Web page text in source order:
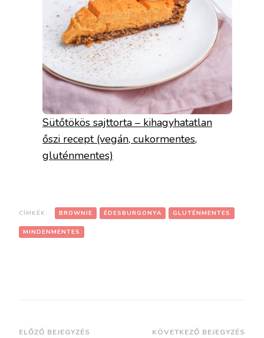
Sütőtökös sajttorta – kihagyhatatlan
őszi recept (vegán, cukormentes,
gluténmentes)
CÍMKÉK: BROWNIE ÉDESBURGONYA GLUTÉNMENTES
MINDENMENTES
ELŐZŐ BEJEGYZÉS KÖVETKEZŐ BEJEGYZÉS